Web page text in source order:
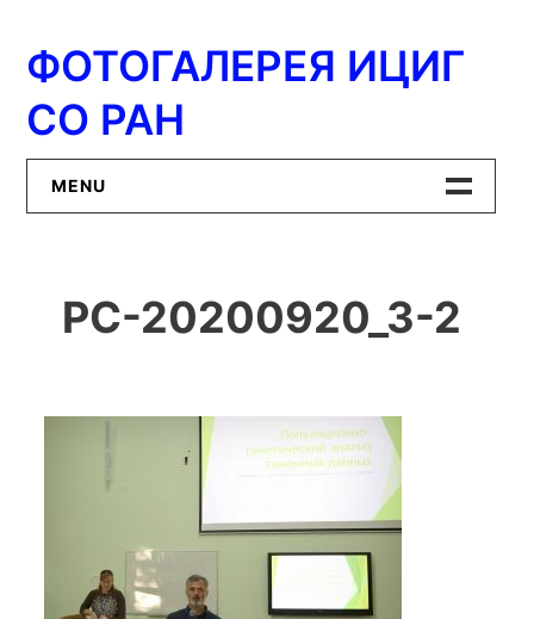
содержимому
ФОТОГАЛЕРЕЯ ИЦИГ
СО РАН
MENU
ИЦиГ СО РАН
PC-20200920_3-2